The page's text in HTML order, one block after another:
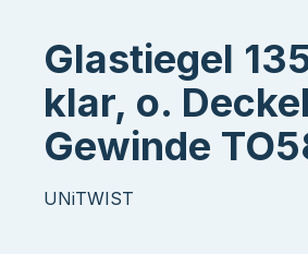
Glastiegel
klar, o.
Gewinde
UNiTWIST